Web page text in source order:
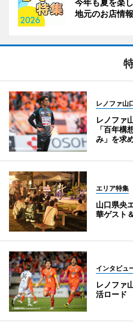
地元のお店情
レノファ山
レノファ
「百年構
み」を求
エリア特集
山口県央
華ゲスト
インタビュ
レノファ
活ロード